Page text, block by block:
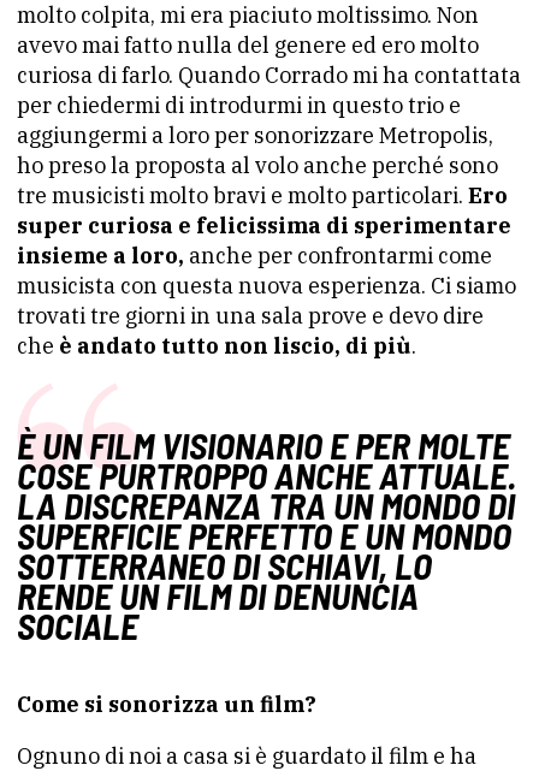
molto colpita, mi era piaciuto moltissimo. Non
avevo mai fatto nulla del genere ed ero molto
curiosa di farlo. Quando Corrado mi ha contattata
per chiedermi di introdurmi in questo trio e
aggiungermi a loro per sonorizzare Metropolis,
ho preso la proposta al volo anche perché sono
tre musicisti molto bravi e molto particolari. Ero
super curiosa e felicissima di sperimentare
insieme a loro, anche per confrontarmi come
musicista con questa nuova esperienza. Ci siamo
trovati tre giorni in una sala prove e devo dire
che è andato tutto non liscio, di più.
È UN FILM VISIONARIO E PER MOLTE
COSE PURTROPPO ANCHE ATTUALE.
LA DISCREPANZA TRA UN MONDO DI
SUPERFICIE PERFETTO E UN MONDO
SOTTERRANEO DI SCHIAVI, LO
RENDE UN FILM DI DENUNCIA
SOCIALE
Come si sonorizza un film?
Ognuno di noi a casa si è guardato il film e ha